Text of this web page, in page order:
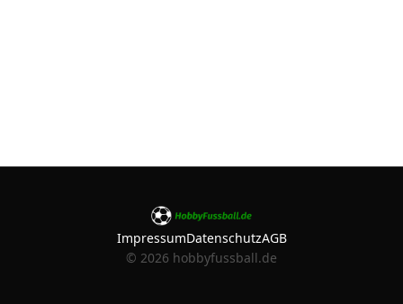
ImpressumDatenschutzAGB
© 2026 hobbyfussball.de